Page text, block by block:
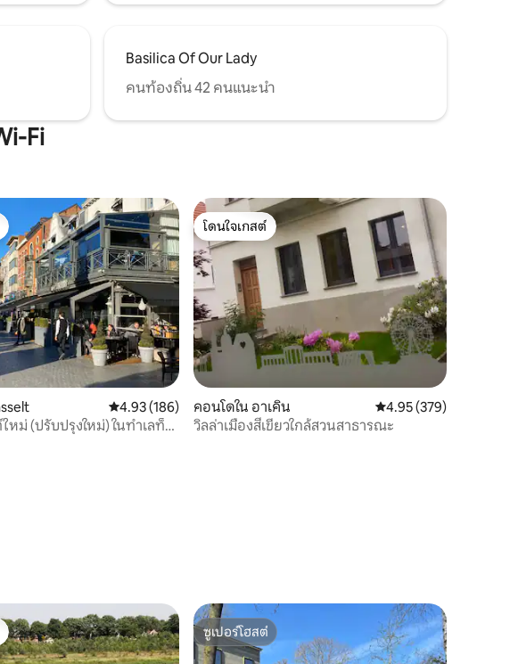
Basilica Of Our Lady
คนท้องถิ่น 42 คนแนะนำ
Fi
วิว
คะแนนเฉลี่ย 4.93 จาก 5, 186 รีวิว
4.93 (186)
หม่ (ปรับปรุงใหม่) ในทำเลท็
โดนใจเกสต์
โดนใจเกสต์
คอนโดใน อาเคิน คะแนนเฉลี่ย 4.95 จาก
4.95 (379)
วิลล่าเมืองสีเขียวใกล้สวนสาธารณะ
ซูเปอร์โฮสต์
ซูเปอร์โฮสต์